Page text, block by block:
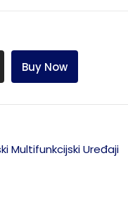
Buy Now
Multifunkcijski Uređaji